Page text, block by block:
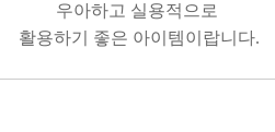
우아하고 실용적으로
활용하기 좋은 아이템이랍니다.